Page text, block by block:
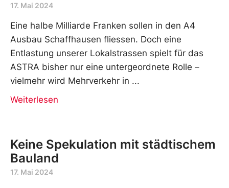
17. Mai 2024
Eine halbe Milliarde Franken sollen in den A4
Ausbau Schaffhausen fliessen. Doch eine
Entlastung unserer Lokalstrassen spielt für das
ASTRA bisher nur eine untergeordnete Rolle –
vielmehr wird Mehrverkehr in
Weiterlesen
Keine Spekulation mit städtischem
Bauland
17. Mai 2024